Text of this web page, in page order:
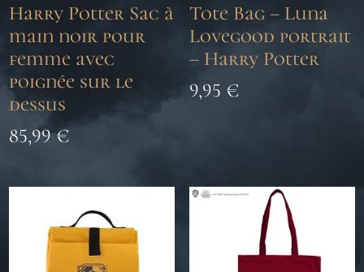
Harry Potter Sac à
main noir pour
femme avec
poignée sur le
dessus
85,99€
Tote Bag – Luna
Lovegood portrait
– Harry Potter
9,95 €